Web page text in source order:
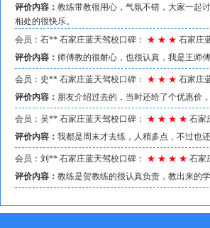
评价内容： 教练带教很用心，气氛不错，大家一起
相处的很快乐。
会员：石** 石家庄蓝天驾校口碑： ★ ★ ★ 石家庄
评价内容： 师傅教的很耐心，也很认真，我是王师
会员：史** 石家庄蓝天驾校口碑： ★ ★ ★ 石家庄
评价内容： 朋友介绍过去的，当时还给了个优惠价
会员：吴** 石家庄蓝天驾校口碑： ★ ★ ★ ★ 石家
评价内容： 我都是周末才去练，人稍多点，不过也
会员：刘** 石家庄蓝天驾校口碑： ★ ★ ★ ★ 石家
评价内容： 教练是贺教练的很认真负责，教出来的